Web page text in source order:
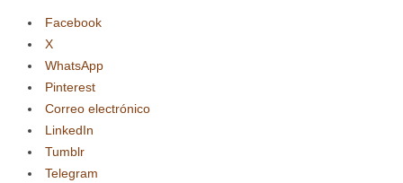
Facebook
X
WhatsApp
Pinterest
Correo electrónico
LinkedIn
Tumblr
Telegram